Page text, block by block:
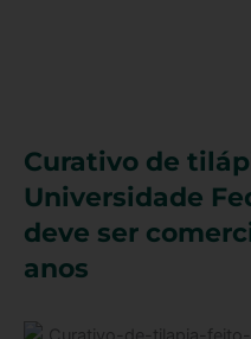
Curativo de
Universidade
deve ser
anos